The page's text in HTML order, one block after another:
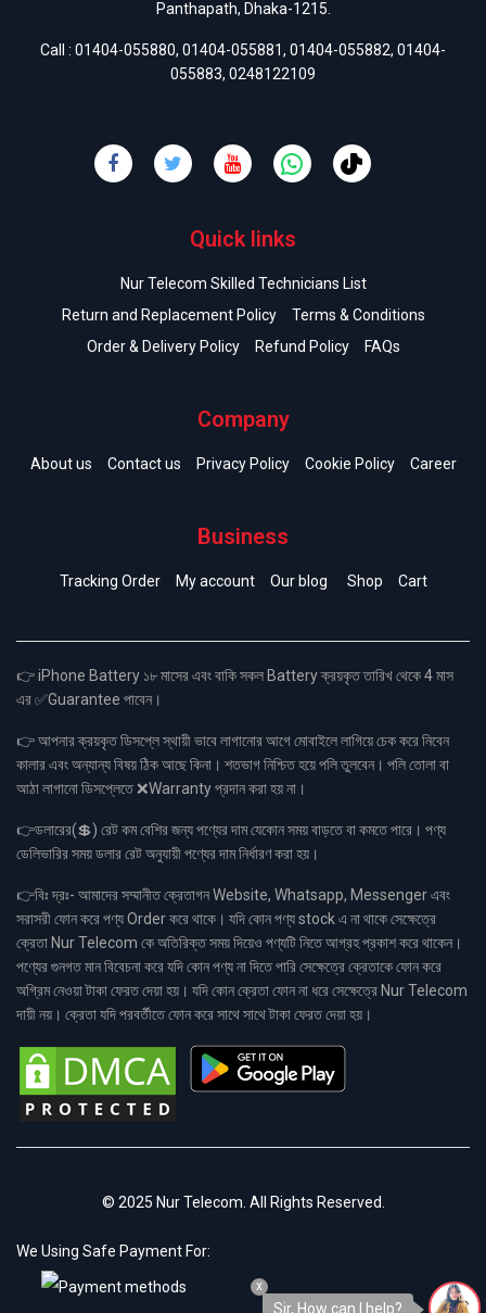
Panthapath, Dhaka-1215.
Call : 01404-055880, 01404-055881, 01404-055882, 01404-
055883, 0248122109
Quick links
Nur Telecom Skilled Technicians List
Return and Replacement Policy
Terms & Conditions
Order & Delivery Policy
Refund Policy FAQs
Company
About us Contact us Privacy Policy Cookie Policy Career
Business
Tracking Order My account Our blog Shop Cart
👉 iPhone Battery ১৮ মাসের এবং বাকি সকল Battery ক্রয়কৃত তারিখ থেকে 4 মাস
এর ✅Guarantee পাবেন।
👉 আপনার ক্রয়কৃত ডিসপ্লে স্থায়ী ভাবে লাগানোর আগে মোবাইলে লাগিয়ে চেক করে নিবেন
কালার এবং অন্যান্য বিষয় ঠিক আছে কিনা। শতভাগ নিশ্চিত হয়ে পলি তুলবেন। পলি তোলা বা
আঠা লাগানো ডিসপ্লেতে ❌Warranty প্রদান করা হয় না।
👉ডলারের(💲) রেট কম বেশির জন্য পণ্যের দাম যেকোন সময় বাড়তে বা কমতে পারে। পণ্য
ডেলিভারির সময় ডলার রেট অনুযায়ী পণ্যের দাম নির্ধারণ করা হয়।
👉বিঃ দ্রঃ- আমাদের সম্মানীত ক্রেতাগন Website, Whatsapp, Messenger এবং
সরাসরী ফোন করে পণ্য Order করে থাকে। যদি কোন পণ্য stock এ না থাকে সেক্ষেত্রে
ক্রেতা Nur Telecom কে অতিরিক্ত সময় দিয়েও পণ্যটি নিতে আগ্রহ প্রকাশ করে থাকেন।
পণ্যের গুনগত মান বিবেচনা করে যদি কোন পণ্য না দিতে পারি সেক্ষেত্রে ক্রেতাকে ফোন করে
অগ্রিম নেওয়া টাকা ফেরত দেয়া হয়। যদি কোন ক্রেতা ফোন না ধরে সেক্ষেত্রে Nur Telecom
দায়ী নয়। ক্রেতা যদি পরবর্তীতে ফোন করে সাথে সাথে টাকা ফেরত দেয়া হয়।
© 2025 Nur Telecom. All Rights Reserved.
We Using Safe Payment For:
Sir, How can I help?
x